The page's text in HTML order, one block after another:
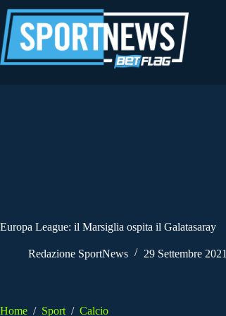
al
contenuto
Europa League: il Marsiglia ospita il Galatasaray
Redazione SportNews 29 Settembre 2021
Home / Sport / Calcio